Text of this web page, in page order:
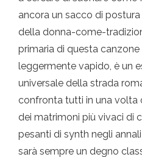
ancora un sacco di
della donna-come-
primaria di questa
leggermente vapido, è un
universale della strada
confronta tutti in una volta
dei matrimoni più vivaci di
pesanti di synth negli
sarà sempre un degno